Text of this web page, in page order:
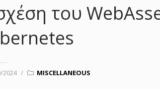
του
2024 / MISCELLANEOUS